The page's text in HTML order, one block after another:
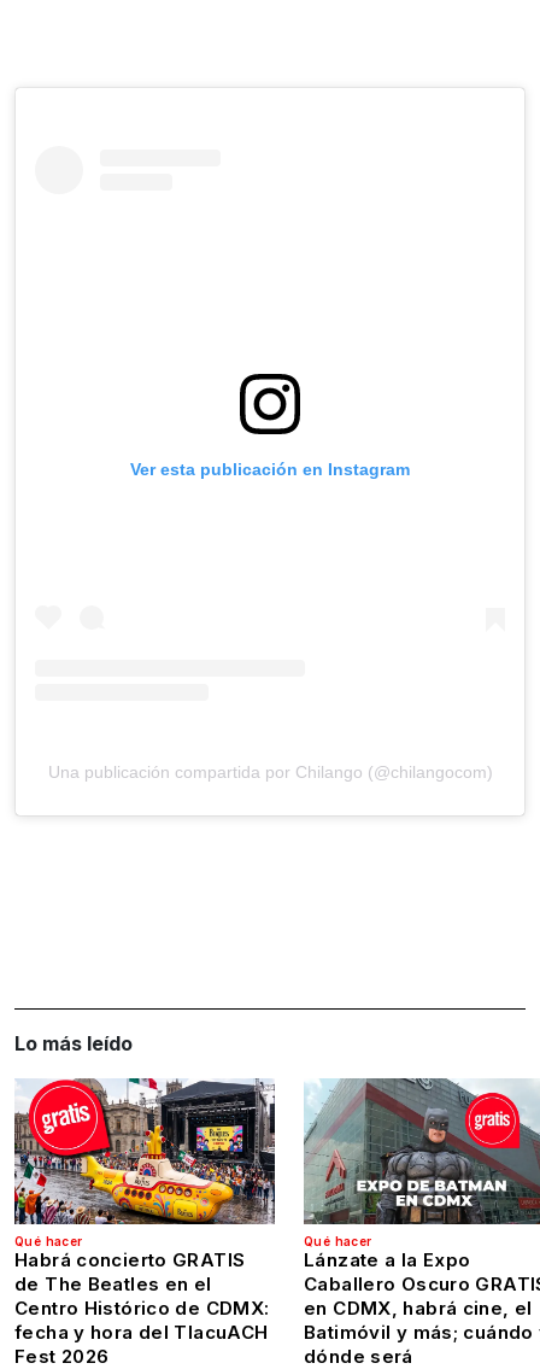
Ver esta publicación en Instagram
Una publicación compartida por Chilango (@chilangocom)
Lo más leído
Qué hacer
Habrá concierto GRATIS
de The Beatles en el
Centro Histórico de CDMX:
fecha y hora del TlacuACH
Fest 2026
Qué hacer
Lánzate a la Expo
Caballero Oscuro
en CDMX, habrá cine, el
Batimóvil y más; cuándo
dónde será